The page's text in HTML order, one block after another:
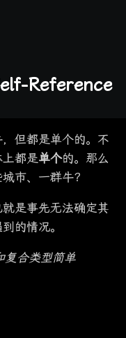
Reference
但都是单个的。不
都是单个的。那么
市、一群牛？
就是事先无法确定其
的情况。
复合类型简单